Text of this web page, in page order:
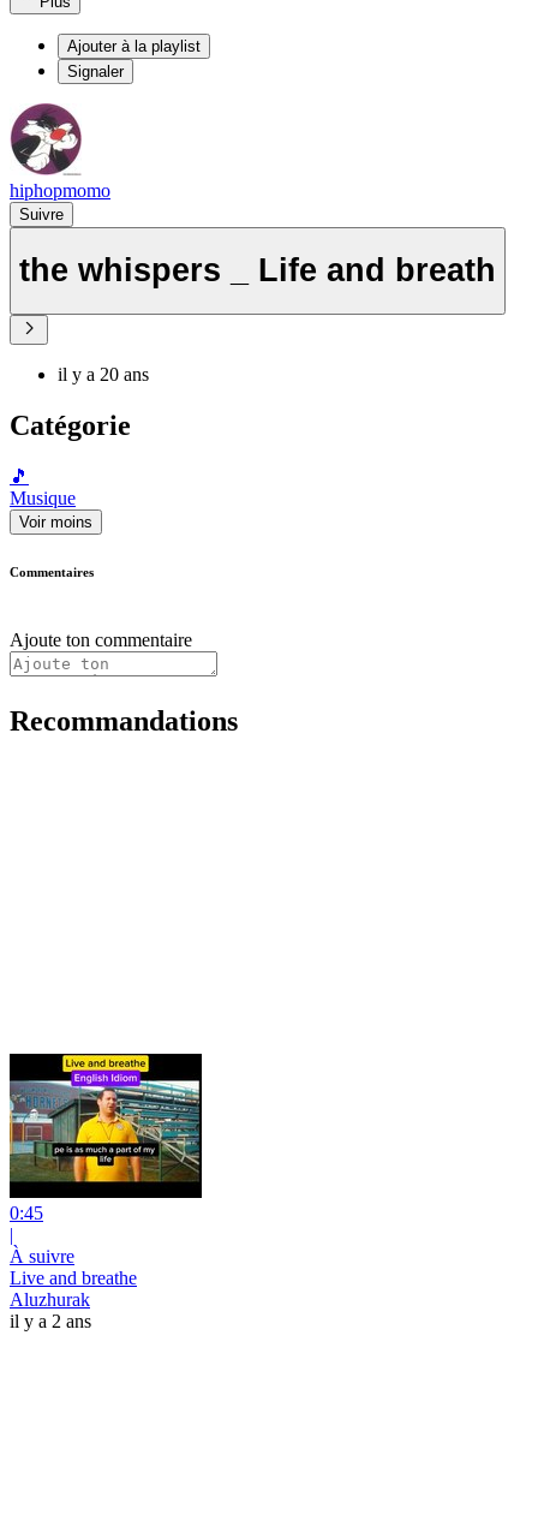
Ajouter à la playlist
Signaler
hiphopmomo
Suivre
the whispers _ Life and breath
il y a 20 ans
Catégorie
🎵
Musique
Voir moins
Commentaires
Ajoute ton commentaire
Recommandations
0:45
|
À suivre
Live and breathe
Aluzhurak
il y a 2 ans